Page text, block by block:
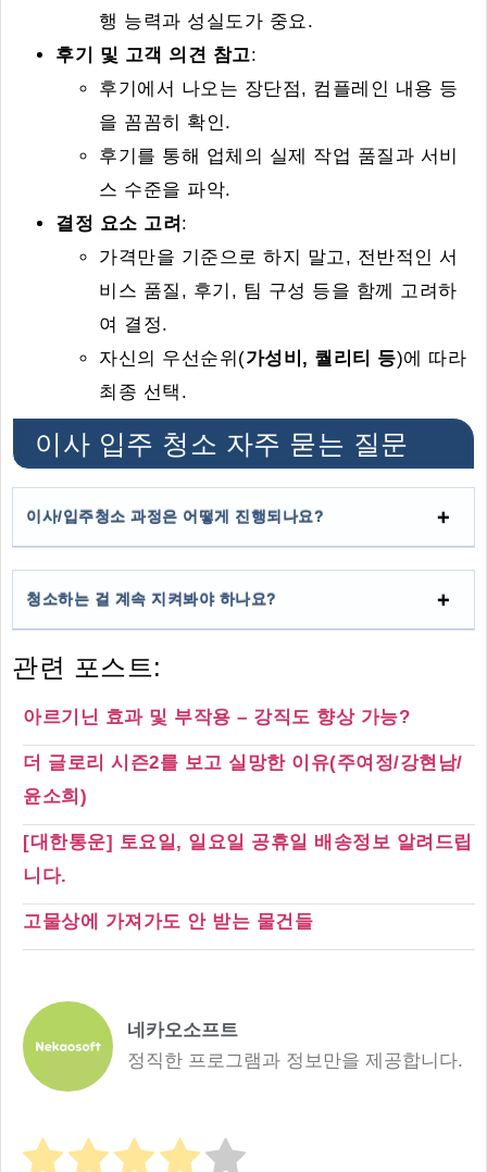
행 능력과 성실도가 중요.
후기 및 고객 의견 참고:
후기에서 나오는 장단점, 컴플레인 내용 등
을 꼼꼼히 확인.
후기를 통해 업체의 실제 작업 품질과 서비
스 수준을 파악.
결정 요소 고려 :
가격만을 기준으로 하지 말고, 전반적인 서
비스 품질, 후기, 팀 구성 등을 함께 고려하
여 결정.
자신의 우선순위(가성비, 퀄리티 등)에 따라
최종 선택.
이사 입주 청소 자주 묻는 질문
이사/입주청소 과정은 어떻게 진행되나요?
청소하는 걸 계속 지켜봐야 하나요?
관련 포스트:
아르기닌 효과 및 부작용 – 강직도 향상 가능?
더 글로리 시즌2를 보고 실망한 이유(주여정/강현남/
윤소희)
[대한통운] 토요일, 일요일 공휴일 배송정보 알려드립
니다.
고물상에 가져가도 안 받는 물건들
네카오소프트
정직한 프로그램과 정보만을 제공합니다.